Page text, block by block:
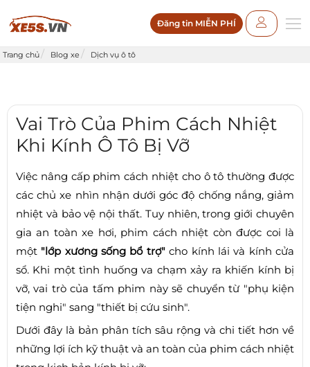
Đăng tin MIỄN PHÍ
Trang chủ Blog xe Dịch vụ ô tô
Vai Trò Của Phim Cách Nhiệt
Khi Kính Ô Tô Bị Vỡ
Việc nâng cấp phim cách nhiệt cho ô tô thường được
các chủ xe nhìn nhận dưới góc độ chống nắng, giảm
nhiệt và bảo vệ nội thất. Tuy nhiên, trong giới chuyên
gia an toàn xe hơi, phim cách nhiệt còn được coi là
một "lớp xương sống bổ trợ"cho kính lái và kính cửa
sổ. Khi một tình huống va chạm xảy ra khiến kính bị
vỡ, vai trò của tấm phim này sẽ chuyển từ "phụ kiện
tiện nghi" sang "thiết bị cứu sinh".
Dưới đây là bản phân tích sâu rộng và chi tiết hơn về
những lợi ích kỹ thuật và an toàn của phim cách nhiệt